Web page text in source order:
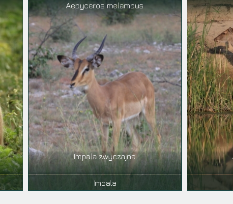
Aepyceros melampus
Impala zwyczajna
Impala